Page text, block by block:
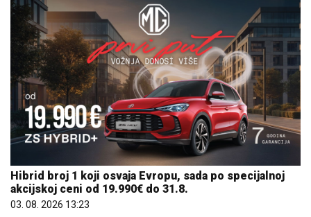
Hibrid broj 1 koji osvaja Evropu, sada po specijalnoj
akcijskoj ceni od 19.990€ do 31.8.
03. 08. 2026 13:23